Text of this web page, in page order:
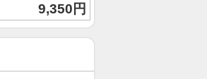
9,350円